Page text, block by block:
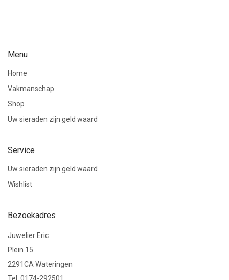
Menu
Home
Vakmanschap
Shop
Uw sieraden zijn geld waard
Service
Uw sieraden zijn geld waard
Wishlist
Bezoekadres
Juwelier Eric
Plein 15
2291CA Wateringen